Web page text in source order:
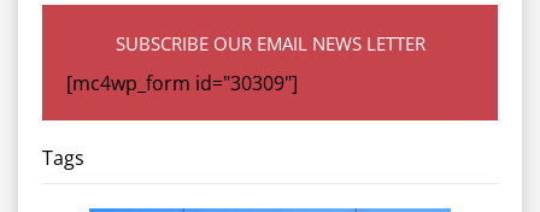
SUBSCRIBE OUR EMAIL NEWS LETTER
[mc4wp_form id="30309"]
Tags